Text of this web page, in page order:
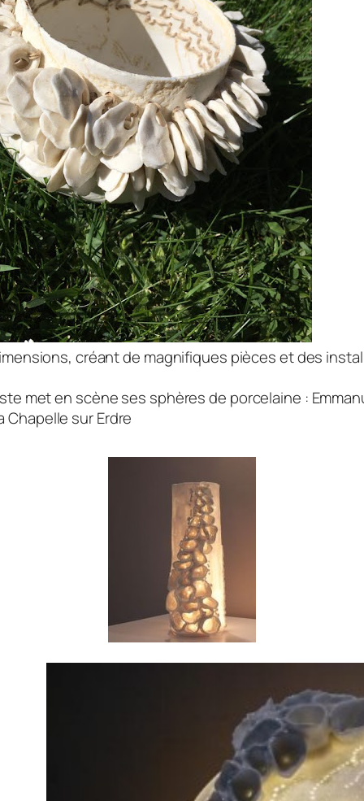
créant de magnifiques pièces et des
met en scène ses sphères de porcelaine :
Chapelle sur Erdre